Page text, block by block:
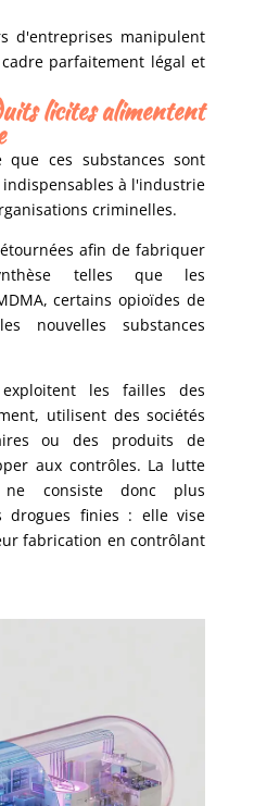
d'entreprises manipulent
parfaitement légal et
licites alimentent
que ces substances sont
à l'industrie
criminelles.
afin de fabriquer
telles que les
certains opioïdes de
nouvelles substances
les failles des
utilisent des sociétés
ou des produits de
aux contrôles. La lutte
consiste donc plus
drogues finies : elle vise
fabrication en contrôlant